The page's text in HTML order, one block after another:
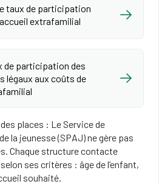
taux de participation
extrafamilial
de participation des
légaux aux coûts de
places : Le Service de
la jeunesse (SPAJ) ne gère pas
Chaque structure contacte
ses critères : âge de l’enfant,
souhaité.